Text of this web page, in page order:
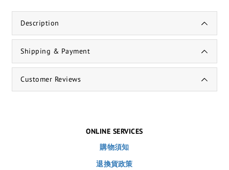
Description
Shipping & Payment
Customer Reviews
ONLINE SERVICES
購物須知
退換貨政策